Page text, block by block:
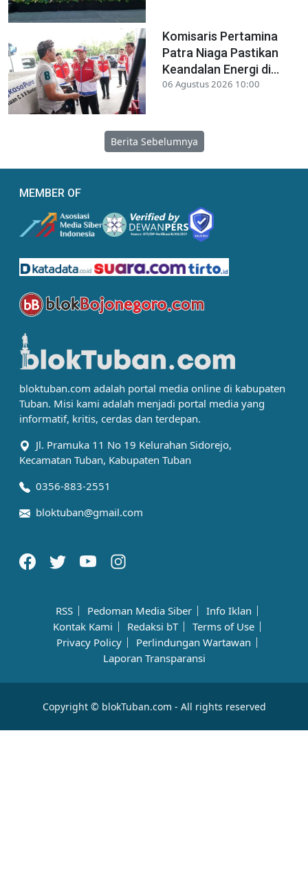
Komisaris Pertamina
Patra Niaga Pastikan
Keandalan Energi di...
06 Agustus 2026 10:00
Berita Sebelumnya
MEMBER OF
bloktuban.com adalah portal media online di kabupaten
Tuban. Misi kami adalah menjadi portal media yang
informatif, kritis, cerdas dan terdepan.
Jl. Pramuka 11 No 19 Kelurahan Sidorejo,
Kecamatan Tuban, Kabupaten Tuban
0356-883-2551
bloktuban@gmail.com
RSS Pedoman Media Siber
Info Iklan
Kontak Kami
Redaksi bT
Terms of Use
Privacy Policy
Perlindungan Wartawan
Laporan Transparansi
Copyright © blokTuban.com - All rights reserved